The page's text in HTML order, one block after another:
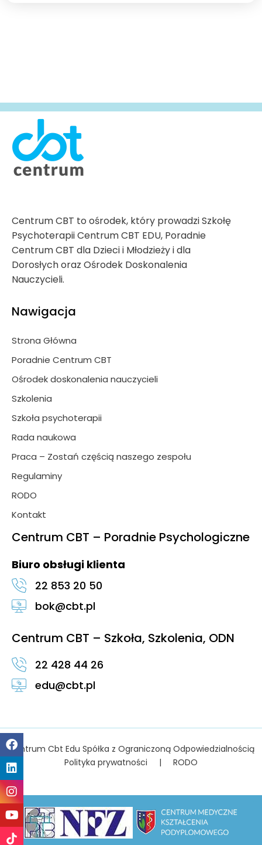
Centrum CBT to ośrodek, który prowadzi Szkołę
Psychoterapii Centrum CBT EDU, Poradnie
Centrum CBT dla Dzieci i Młodzieży i dla
Dorosłych oraz Ośrodek Doskonalenia
Nauczycieli.
Nawigacja
Strona Główna
Poradnie Centrum CBT
Ośrodek doskonalenia nauczycieli
Szkolenia
Szkoła psychoterapii
Rada naukowa
Praca – Zostań częścią naszego zespołu
Regulaminy
RODO
Kontakt
Centrum CBT – Poradnie Psychologiczne
Biuro obsługi klienta
22 853 20 50
bok@cbt.pl
Centrum CBT – Szkoła, Szkolenia, ODN
22 428 44 26
edu@cbt.pl
Centrum Cbt Edu Spółka z Ograniczoną Odpowiedzialnością
Polityka prywatności | RODO